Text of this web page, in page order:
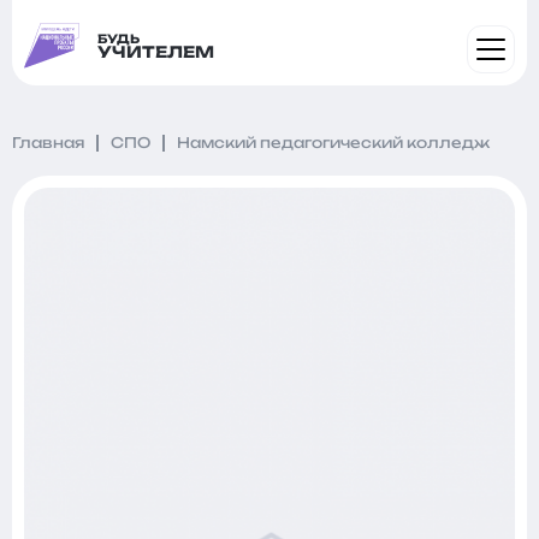
БУДЬ
УЧИТЕЛЕМ
Главная СПО Намский педагогический колледж